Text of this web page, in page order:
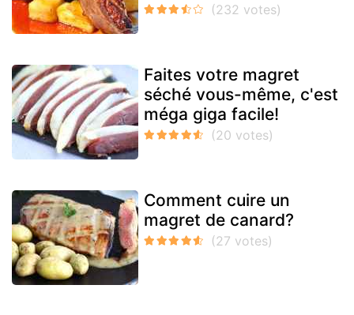
Faites votre magret
séché vous-même, c'est
méga giga facile!
Comment cuire un
magret de canard?